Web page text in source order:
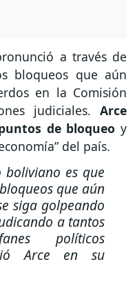
a través de
bloqueos que aún
en la Comisión
judiciales. Arce
de bloqueo y
del país.
boliviano es que
que aún
siga golpeando
a tantos
políticos
Arce en su